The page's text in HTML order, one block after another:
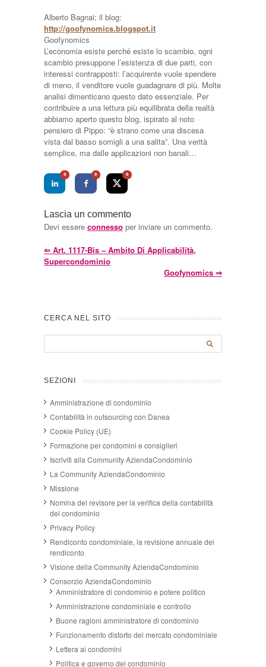
Alberto Bagnai; il blog:
http://goofynomics.blogspot.it
Goofynomics
L’economia esiste perché esiste lo scambio, ogni
scambio presuppone l’esistenza di due parti, con
interessi contrapposti: l’acquirente vuole spendere
di meno, il venditore vuole guadagnare di più. Molte
analisi dimenticano questo dato essenziale. Per
contribuire a una lettura più equilibrata della realtà
abbiamo aperto questo blog, ispirato al noto
pensiero di Pippo: “è strano come una discesa
vista dal basso somigli a una salita”. Una verità
semplice, ma dalle applicazioni non banali…
0 0 0
Lascia un commento
Devi essere connesso per inviare un commento.
⇐ Art. 1117-Bis – Ambito Di Applicabilità,
Supercondomìnio
Goofynomics ⇒
CERCA NEL SITO
SEZIONI
Amministrazione di condominio
Contabilità in outsourcing con Danea
Cookie Policy (UE)
Formazione per condomini e consiglieri
Iscriviti alla Community AziendaCondominio
La Community AziendaCondominio
Missione
Nomina del revisore per la verifica della contabilità
del condominio
Privacy Policy
Rendiconto condominiale, la revisione annuale del
rendiconto
Visione della Community AziendaCondominio
Consorzio AziendaCondominio
Amministratore di condominio e potere politico
Amministrazione condominiale e controllo
Buone ragioni amministratore di condominio
Funzionamento distorto del mercato condominiale
Lettera ai condomini
Politica e governo del condominio